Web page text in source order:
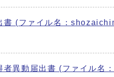
書 (ファイル名：
者異動届出書 (ファイル